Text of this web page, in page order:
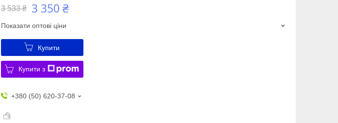
3 533 ₴ 3 350 ₴
Показати оптові ціни
Купити
Купити з
+380 (50) 620-37-08